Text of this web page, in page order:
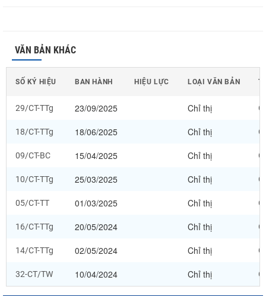
VĂN BẢN KHÁC
SỐ KÝ HIỆU BAN HÀNH HIỆU LỰC LOẠI VĂN BẢN
29/CT-TTg 23/09/2025 Chỉ thị
18/CT-TTg 18/06/2025 Chỉ thị
09/CT-BC 15/04/2025 Chỉ thị
10/CT-TTg 25/03/2025 Chỉ thị
05/CT-TT 01/03/2025 Chỉ thị
16/CT-TTg 20/05/2024 Chỉ thị
14/CT-TTg 02/05/2024 Chỉ thị
32-CT/TW 10/04/2024 Chỉ thị